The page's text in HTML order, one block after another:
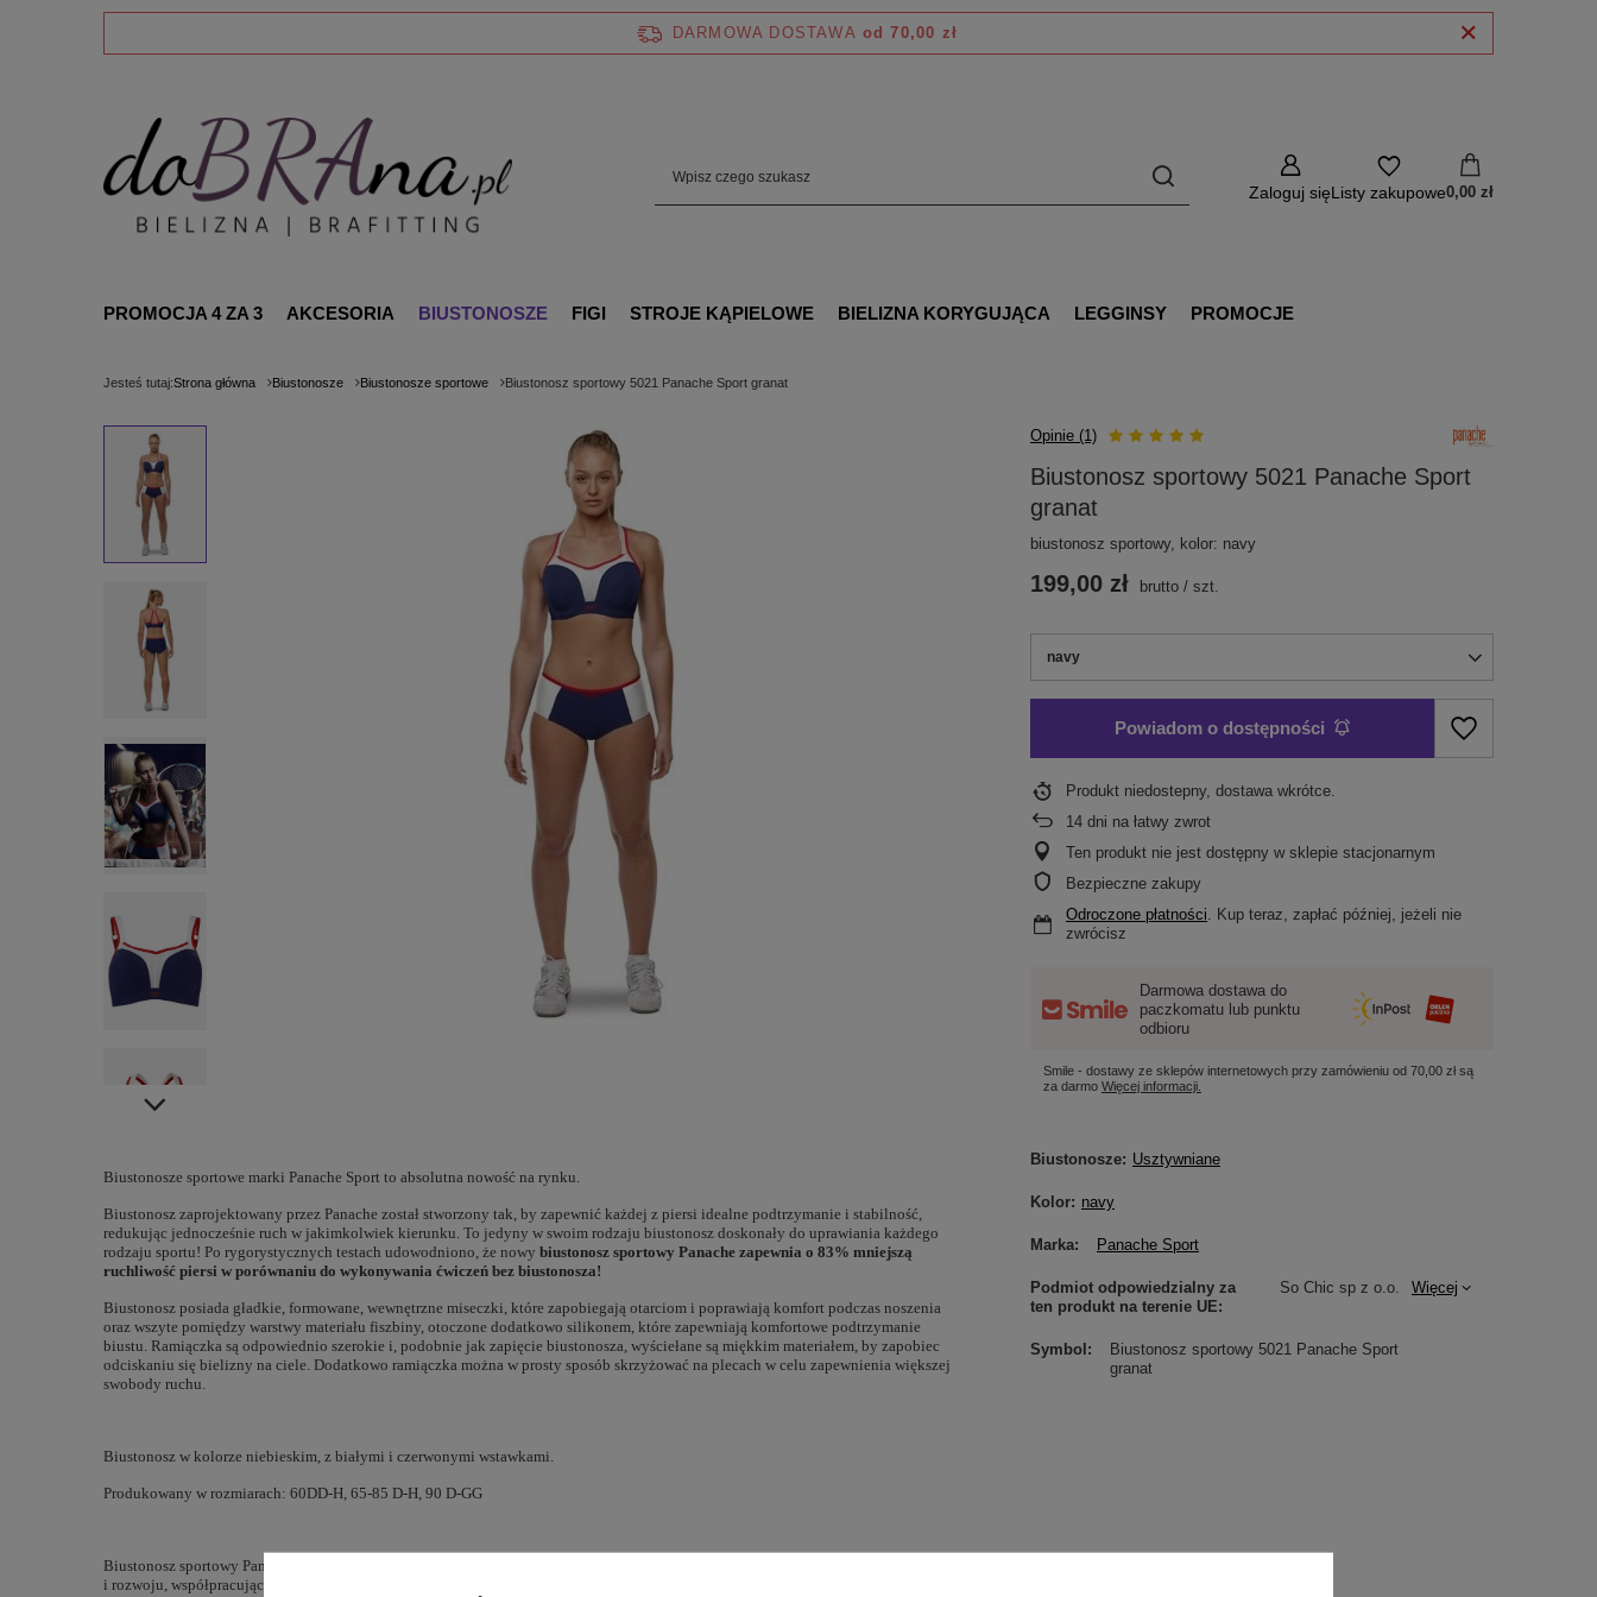
DARMOWA DOSTAWA od 70,00 zł
Zaloguj sięListy zakupowe0,00 zł
PROMOCJA 4 ZA 3 AKCESORIA BIUSTONOSZE FIGI STROJE KĄPIELOWE BIELIZNA KORYGUJĄCA LEGGINSY PROMOCJE
Jesteś tutaj:Strona główna Biustonosze Biustonosze sportowe Biustonosz sportowy 5021 Panache Sport granat
Opinie (1)
Biustonosz sportowy 5021 Panache Sport
granat
biustonosz sportowy, kolor: navy
navy
199,00 zł brutto /szt.
Powiadom o dostępności
Produkt niedostepny, dostawa wkrótce
14 dni na łatwy zwrot
Ten produkt nie jest dostępny w sklepie stacjonarnym
Bezpieczne zakupy
Odroczone płatności . Kup teraz, zapłać później, jeżeli nie
zwrócisz
Darmowa dostawa do
paczkomatu lub punktu
odbioru
Smile - dostawy ze sklepów internetowych przy zamówieniu od70,00 złsą
za darmoWięcej informacji.
Biustonosze sportowe marki Panache Sport to absolutna nowość na rynku.
Biustonosz zaprojektowany przez Panache został stworzony tak, by zapewnić każdej z piersi idealne podtrzymanie i stabilność,
redukując jednocześnie ruch w jakimkolwiek kierunku. To jedyny w swoim rodzaju biustonosz doskonały do uprawiania każdego
rodzaju sportu! Po rygorystycznych testach udowodniono, że nowy biustonosz sportowy Panache zapewnia o 83% mniejszą
ruchliwość piersi w porównaniu do wykonywania ćwiczeń bez biustonosza!
Biustonosz posiada gładkie, formowane, wewnętrzne miseczki, które zapobiegają otarciom i poprawiają komfort podczas noszenia
oraz wszyte pomiędzy warstwy materiału fiszbiny, otoczone dodatkowo silikonem, które zapewniają komfortowe podtrzymanie
biustu. Ramiączka są odpowiednio szerokie i, podobnie jak zapięcie biustonosza, wyściełane są miękkim materiałem, by zapobiec
odciskaniu się bielizny na ciele. Dodatkowo ramiączka można w prosty sposób skrzyżować na plecach w celu zapewnienia większej
swobody ruchu.
Biustonosz w kolorze niebieskim, z białymi i czerwonymi wstawkami.
Produkowany w rozmiarach: 60DD-H, 65-85 D-H, 90 D-GG
Biustonosz sportowy Panache Sport został wyróżniony przez Progessive Sports Technologies, światowego lidera w dziedzinie badań
i rozwoju, współpracującego z największymi globalnymi markami sportowymi:
Biustonosze Usztywniane
Kolor navy
Marka Panache Sport
Podmiot odpowiedzialny za
ten produkt na terenie UE
So Chic sp z o.o. Więcej
Symbol
Biustonosz sportowy 5021 Panache Sport
granat